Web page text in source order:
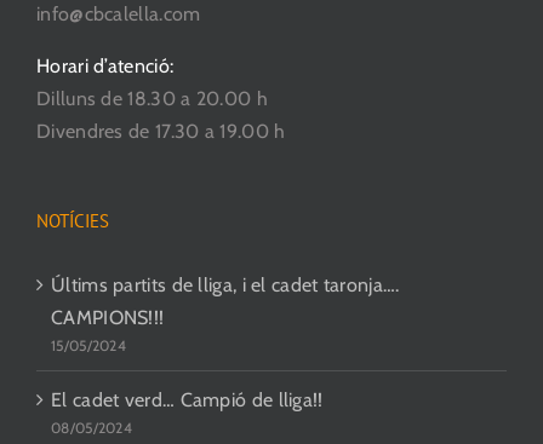
info@cbcalella.com
Horari d’atenció:
Dilluns de 18.30 a 20.00 h
Divendres de 17.30 a 19.00 h
NOTÍCIES
Últims partits de lliga, i el cadet taronja….
CAMPIONS!!!
15/05/2024
El cadet verd… Campió de lliga!!
08/05/2024